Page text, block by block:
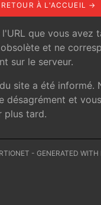
RETOUR À L'ACCUEIL →
que vous avez
et ne
sur le serveur.
site a été informé.
désagrément et
plus tard.
- GENERATED